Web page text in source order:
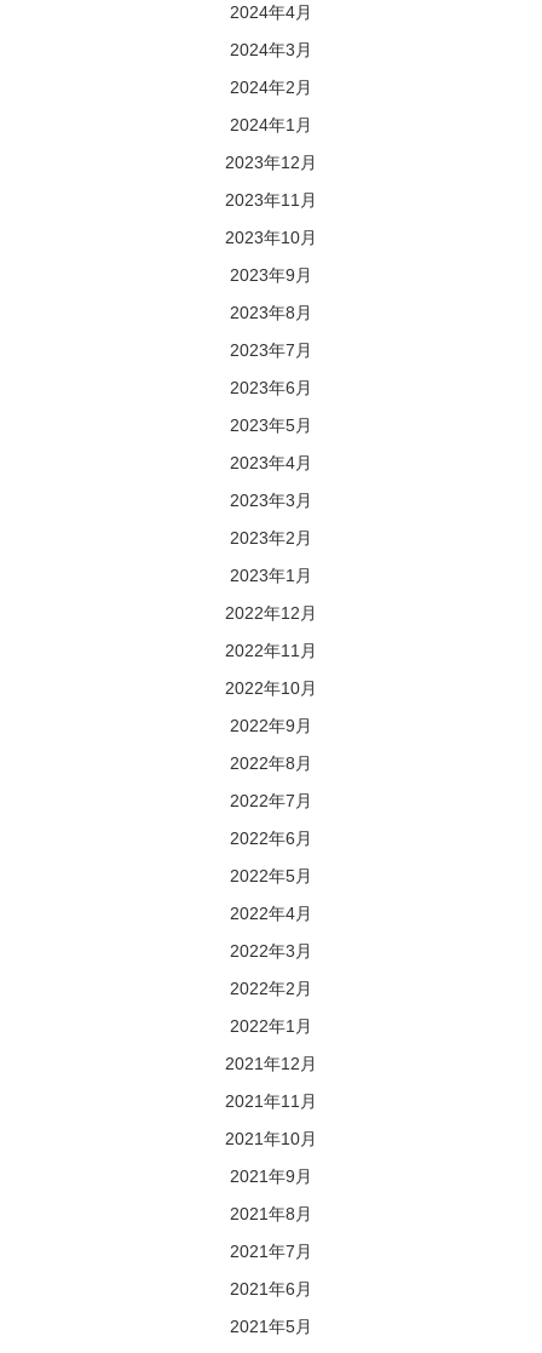
2024年4月
2024年3月
2024年2月
2024年1月
2023年12月
2023年11月
2023年10月
2023年9月
2023年8月
2023年7月
2023年6月
2023年5月
2023年4月
2023年3月
2023年2月
2023年1月
2022年12月
2022年11月
2022年10月
2022年9月
2022年8月
2022年7月
2022年6月
2022年5月
2022年4月
2022年3月
2022年2月
2022年1月
2021年12月
2021年11月
2021年10月
2021年9月
2021年8月
2021年7月
2021年6月
2021年5月